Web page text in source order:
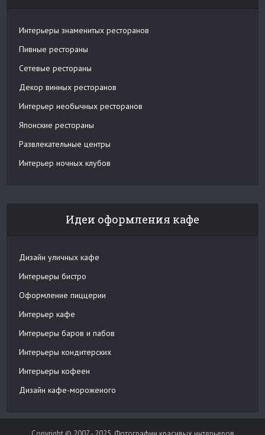
Интерьеры знаменитых ресторанов
Пивные рестораны
Сетевые рестораны
Декор винных ресторанов
Интерьер необычных ресторанов
Японские рестораны
Развлекательные центры
Интерьер ночных клубов
Идеи оформления кафе
Дизайн уличных кафе
Интерьеры бистро
Оформление пиццерии
Интерьер кафе
Интерьеры баров и пабов
Интерьеры кондитерских
Интерьеры кофеен
Дизайн кафе-мороженого